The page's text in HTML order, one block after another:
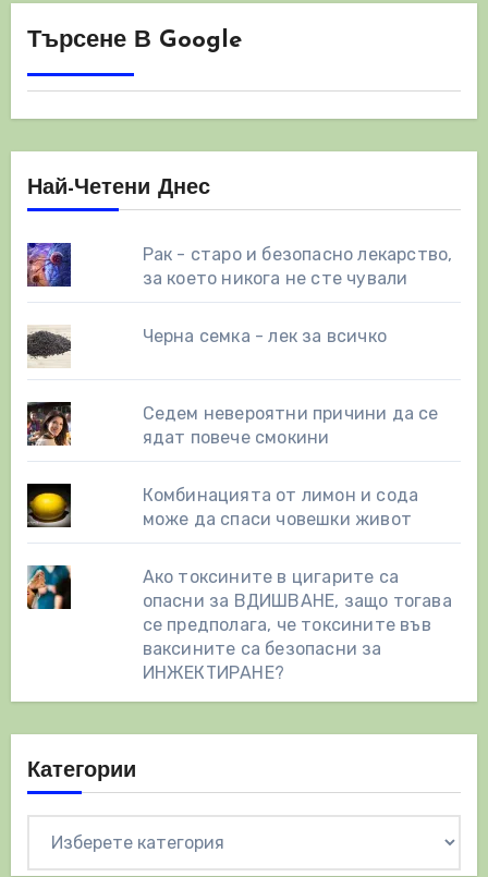
Търсене В Google
Най-Четени Днес
Рак - старо и безопасно лекарство,
за което никога не сте чували
Черна семка - лек за всичко
Седем невероятни причини да се
ядат повече смокини
Комбинацията от лимон и сода
може да спаси човешки живот
Ако токсините в цигарите са
опасни за ВДИШВАНЕ, защо тогава
се предполага, че токсините във
ваксините са безопасни за
ИНЖЕКТИРАНЕ?
Категории